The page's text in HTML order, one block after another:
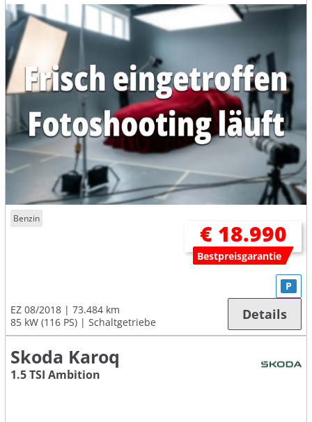
Benzin
€ 18.990
Bestpreisgarantie
EZ 08/2018
73.484 km
85 kW (116 PS)
Schaltgetriebe
P
Details
Skoda Karoq
1.5 TSI Ambition